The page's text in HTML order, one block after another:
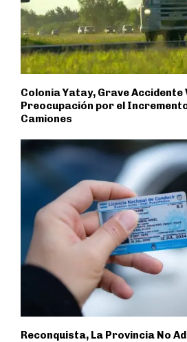
Colonia Yatay, Grave
Preocupación por el
Camiones
Reconquista, La Provincia No